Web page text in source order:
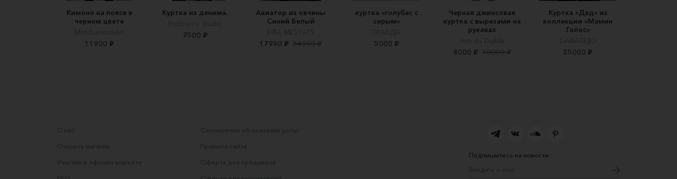
Кимоно на поясе в
черном цвете
MolchanovaArt
11900 ₽
Куртка из денима.
Podzorov Studio
7500 ₽
Авиатор из овчины
Синий Белый
KIRA MESYATS
17990 ₽ 34990 ₽
куртка «голубас с
серым»
ПРАВДА
5000 ₽
Черная джинсовая
куртка с вырезами на
рукавах
Ami du Diable
8000 ₽ 10000 ₽
Куртка «Дед» из
коллекции «Мамин
Голос»
DANATE||O
25000 ₽
О нас
Открыть магазин
Участие в офлайн-маркете
Соглашение об оказании услуг
Правила сайта
Оферта для продавцов
Подпишитесь на новости